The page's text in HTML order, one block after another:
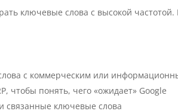
ключевые слова с высокой
с коммерческим или
чтобы понять, чего «ожидает» Google
связанные ключевые слова